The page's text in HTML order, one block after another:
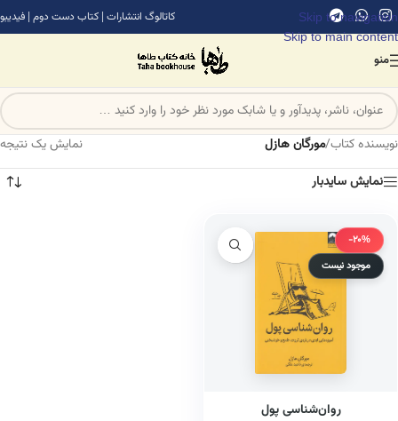
Skip to navigation
Skip to main content
کاتالوگ انتشارات | کتاب دست دوم | فیدیبو
منو
نویسنده کتاب/مورگان هازل
نمایش یک نتیجه
نمایش سایدبار
-20%
موجود نیست
روان‌شناسی پول